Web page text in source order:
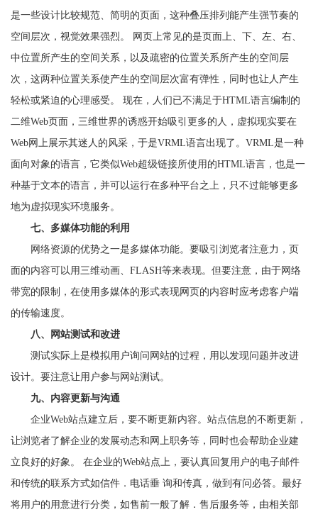
是一些设计比较规范、简明的页面，这种叠压排列能产生强节奏的
空间层次，视觉效果强烈。 网页上常见的是页面上、下、左、右、
中位置所产生的空间关系，以及疏密的位置关系所产生的空间层
次，这两种位置关系使产生的空间层次富有弹性，同时也让人产生
轻松或紧迫的心理感受。 现在，人们已不满足于HTML语言编制的
二维Web页面，三维世界的诱惑开始吸引更多的人，虚拟现实要在
Web网上展示其迷人的风采，于是VRML语言出现了。VRML是一种
面向对象的语言，它类似Web超级链接所使用的HTML语言，也是一
种基于文本的语言，并可以运行在多种平台之上，只不过能够更多
地为虚拟现实环境服务。
七、多媒体功能的利用
网络资源的优势之一是多媒体功能。要吸引浏览者注意力，页
面的内容可以用三维动画、FLASH等来表现。但要注意，由于网络
带宽的限制，在使用多媒体的形式表现网页的内容时应考虑客户端
的传输速度。
八、网站测试和改进
测试实际上是模拟用户询问网站的过程，用以发现问题并改进
设计。要注意让用户参与网站测试。
九、内容更新与沟通
企业Web站点建立后，要不断更新内容。站点信息的不断更新，
让浏览者了解企业的发展动态和网上职务等，同时也会帮助企业建
立良好的好象。 在企业的Web站点上，要认真回复用户的电子邮件
和传统的联系方式如信件．电话垂 询和传真，做到有问必答。最好
将用户的用意进行分类，如售前一般了解．售后服务等，由相关部